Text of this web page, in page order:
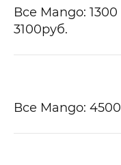
Все Mango: 1300
3100руб.
Все Mango: 4500